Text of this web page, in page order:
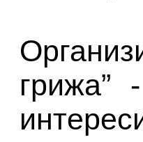
грижа”